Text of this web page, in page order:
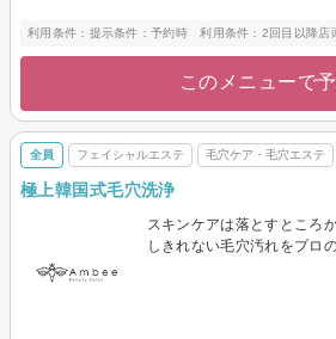
利用条件：提示条件：予約時 利用条件：2回目以降
このメニューで
全員 フェイシャルエステ 毛穴ケア・毛穴エステ
極上韓国式毛穴洗浄
スキンケアは落とすところ
しきれない毛穴汚れをプロ